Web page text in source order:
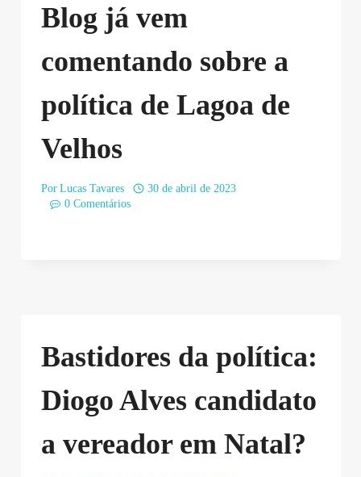
Blog já vem
comentando sobre a
política de Lagoa de
Velhos
Por Lucas Tavares
30 de abril de 2023
0 Comentários
Bastidores da política:
Diogo Alves candidato
a vereador em Natal?